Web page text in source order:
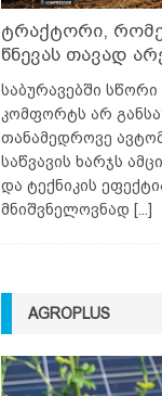
ტრაქტორი,
წნევას თავად
საბურავებში
კომფორტს არ
თანამედროვე
საწვავის ხარჯს
და ტექნიკის
მნიშვნელოვნად [...]
AGROPLUS